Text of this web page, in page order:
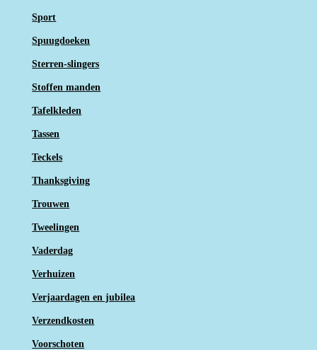
Sport
Spuugdoeken
Sterren-slingers
Stoffen manden
Tafelkleden
Tassen
Teckels
Thanksgiving
Trouwen
Tweelingen
Vaderdag
Verhuizen
Verjaardagen en jubilea
Verzendkosten
Voorschoten